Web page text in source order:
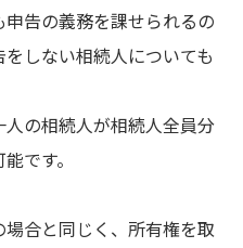
告の義務を課せられるの
しない相続人についても
の相続人が相続人全員分
です。
合と同じく、所有権を取